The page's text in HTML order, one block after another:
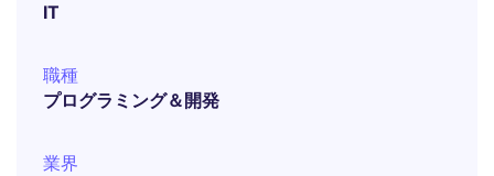
IT
職種
プログラミング＆開発
業界